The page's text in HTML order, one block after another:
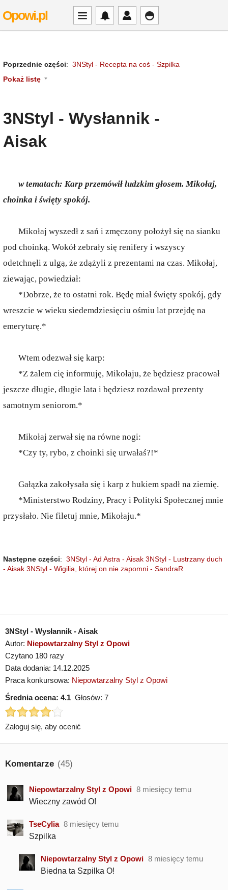
Opowi.pl
Poprzednie części: 3NStyl - Recepta na coś - Szpilka
Pokaż listę
3NStyl - Wysłannik -
Aisak
w tematach: Karp przemówił ludzkim głosem. Mikołaj,
choinka i święty spokój.
Mikołaj wyszedł z sań i zmęczony położył się na sianku
pod choinką. Wokół zebrały się renifery i wszyscy
odetchnęli z ulgą, że zdążyli z prezentami na czas. Mikołaj,
ziewając, powiedział:
*Dobrze, że to ostatni rok. Będę miał święty spokój, gdy
wreszcie w wieku siedemdziesięciu ośmiu lat przejdę na
emeryturę.*
Wtem odezwał się karp:
*Z żalem cię informuję, Mikołaju, że będziesz pracował
jeszcze długie, długie lata i będziesz rozdawał prezenty
samotnym seniorom.*
Mikołaj zerwał się na równe nogi:
*Czy ty, rybo, z choinki się urwałaś?!*
Gałązka zakołysała się i karp z hukiem spadł na ziemię.
*Ministerstwo Rodziny, Pracy i Polityki Społecznej mnie
przysłało. Nie filetuj mnie, Mikołaju.*
Następne części: 3NStyl - Ad Astra - Aisak 3NStyl - Lustrzany duch
- Aisak 3NStyl - Wigilia, której on nie zapomni - SandraR
3NStyl - Wysłannik - Aisak
Autor: Niepowtarzalny Styl z Opowi
Czytano 180 razy
Data dodania: 14.12.2025
Praca konkursowa: Niepowtarzalny Styl z Opowi
Średnia ocena: 4.1 Głosów: 7
Zaloguj się, aby ocenić
Komentarze (45)
Niepowtarzalny Styl z Opowi 8 miesięcy temu
Wieczny zawód O!
TseCylia 8 miesięcy temu
Szpilka
Niepowtarzalny Styl z Opowi 8 miesięcy temu
Biedna ta Szpilka O!